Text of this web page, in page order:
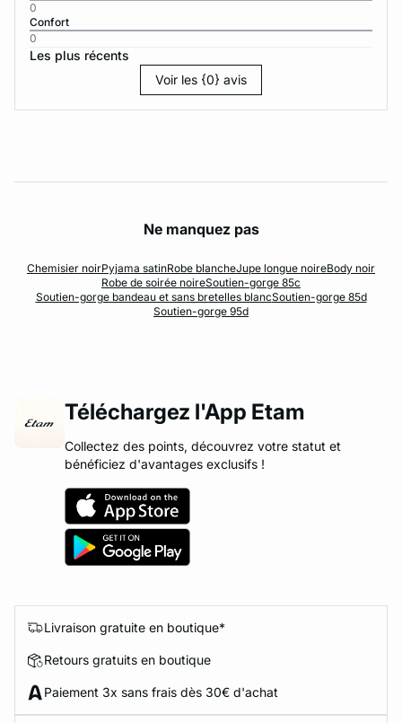
0
Confort
0
Les plus récents
Voir les {0} avis
Ne manquez pas
Chemisier noirPyjama satinRobe blancheJupe longue noireBody noir
Robe de soirée noireSoutien-gorge 85c
Soutien-gorge bandeau et sans bretelles blancSoutien-gorge 85d
Soutien-gorge 95d
Téléchargez l'App Etam
Collectez des points, découvrez votre statut et
bénéficiez d'avantages exclusifs !
Livraison gratuite en boutique*
Retours gratuits en boutique
Paiement 3x sans frais dès 30€ d'achat